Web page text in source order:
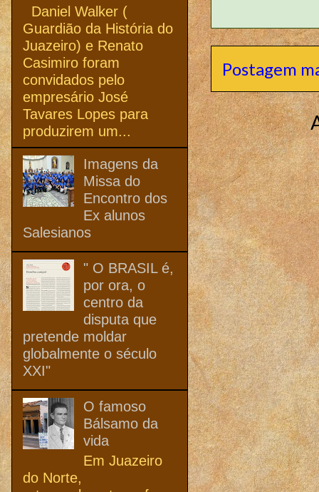
Postagem
Daniel Walker (
Guardião da História do
Juazeiro) e Renato
Casimiro foram
convidados pelo
empresário José
Tavares Lopes para
produzirem um...
Imagens da
Missa do
Encontro dos
Ex alunos
Salesianos
" O BRASIL é,
por ora, o
centro da
disputa que
pretende moldar
globalmente o século
XXI"
O famoso
Bálsamo da
vida
Em Juazeiro
do Norte,